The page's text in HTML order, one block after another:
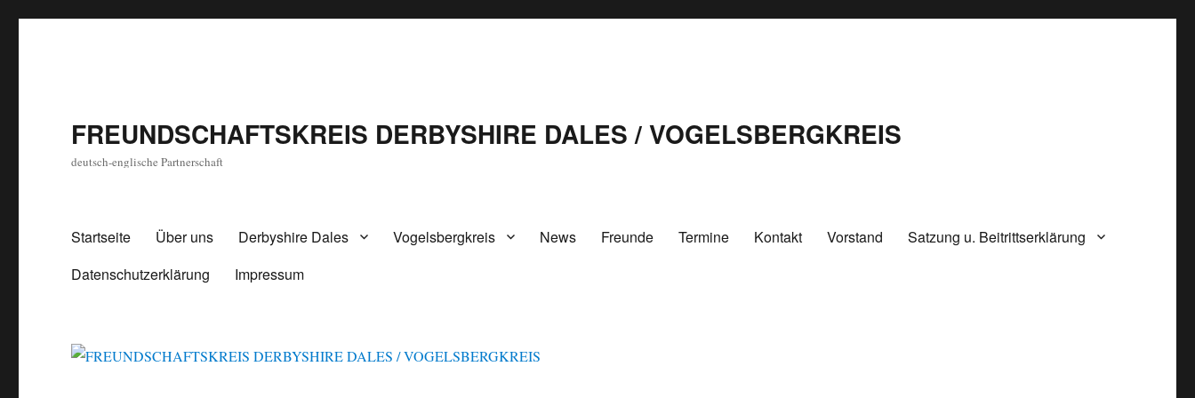
FREUNDSCHAFTSKREIS DERBYSHIRE DALES / VOGELSBERGKREIS
deutsch-englische Partnerschaft
Startseite Über uns Derbyshire Dales Vogelsbergkreis News Freunde Termine Kontakt Vorstand
Satzung u. Beitrittserklärung
Datenschutzerklärung
Impressum